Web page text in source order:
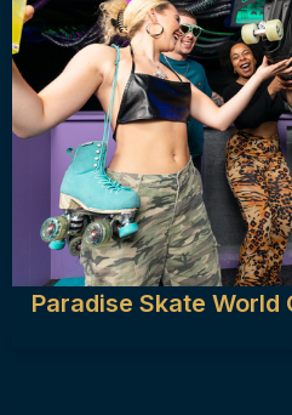
Paradise Skate World